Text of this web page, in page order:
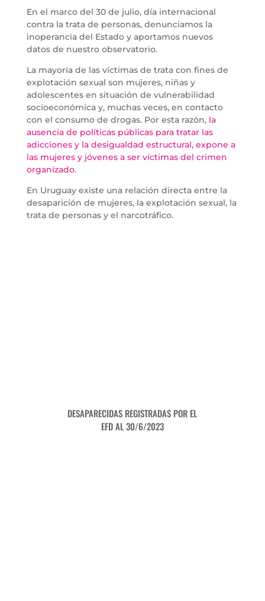
En el marco del 30 de julio, día internacional
contra la trata de personas, denunciamos la
inoperancia del Estado y aportamos nuevos
datos de nuestro observatorio.
La mayoría de las víctimas de trata con fines de
explotación sexual son mujeres, niñas y
adolescentes en situación de vulnerabilidad
socioeconómica y, muchas veces, en contacto
con el consumo de drogas. Por esta razón, la
ausencia de políticas públicas para tratar las
adicciones y la desigualdad estructural, expone a
las mujeres y jóvenes a ser víctimas del crimen
organizado.
En Uruguay existe una relación directa entre la
desaparición de mujeres, la explotación sexual, la
trata de personas y el narcotráfico.
DESAPARECIDAS REGISTRADAS POR EL
EFD AL 30/6/2023